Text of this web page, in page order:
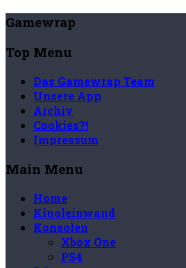
Gamewrap
Top Menu
Das Gamewrap Team
Unsere App
Archiv
Cookies?!
Impressum
Main Menu
Home
Kinoleinwand
Konsolen
Xbox One
PS4